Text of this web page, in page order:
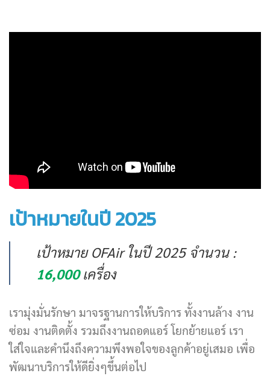
เป้าหมายในปี 2025
เป้าหมาย OFAir ในปี 2025 จำนวน :
16,000 เครื่อง
เรามุ่งมั่นรักษา มาจรฐานการให้บริการ ทั้งงานล้าง งาน
ซ่อม งานติดตั้ง รวมถึงงานถอดแอร์ โยกย้ายแอร์ เรา
ใส่ใจและคำนึงถึงความพึงพอใจของลูกค้าอยู่เสมอ เพื่อ
พัฒนาบริการให้ดียิ่งๆขึ้นต่อไป